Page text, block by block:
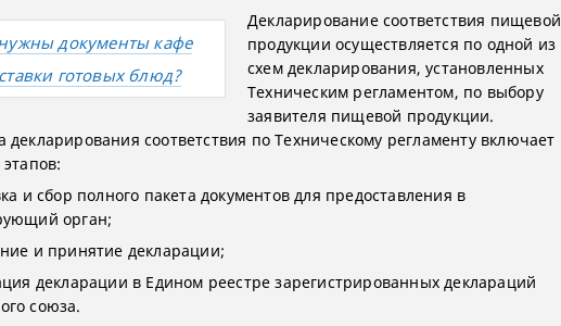
документы кафе
готовых блюд?
Декларирование соответствия пищевой
продукции осуществляется по одной из
схем декларирования, установленных
Техническим регламентом, по выбору
заявителя пищевой продукции.
декларирования соответствия по Техническому регламенту включает
и сбор полного пакета документов для предоставления в
орган;
и принятие декларации;
декларации в Едином реестре зарегистрированных деклараций
союза.